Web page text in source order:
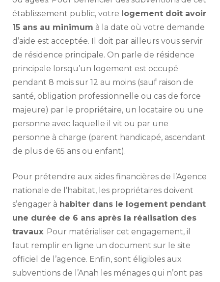
établissement public, votre logement doit avoir
15 ans au minimum à la date où votre demande
d’aide est acceptée. Il doit par ailleurs vous servir
de résidence principale. On parle de résidence
principale lorsqu’un logement est occupé
pendant 8 mois sur 12 au moins (sauf raison de
santé, obligation professionnelle ou cas de force
majeure) par le propriétaire, un locataire ou une
personne avec laquelle il vit ou par une
personne à charge (parent handicapé, ascendant
de plus de 65 ans ou enfant).
Pour prétendre aux aides financières de l’Agence
nationale de l’habitat, les propriétaires doivent
s’engager à habiter dans le logement pendant
une durée de 6 ans après la réalisation des
travaux. Pour matérialiser cet engagement, il
faut remplir en ligne un document sur le site
officiel de l’agence. Enfin, sont éligibles aux
subventions de l’Anah les ménages qui n’ont pas